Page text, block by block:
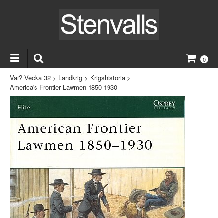
0
Var? Vecka 32 > Landkrig > Krigshistoria >
America's Frontier Lawmen 1850-1930